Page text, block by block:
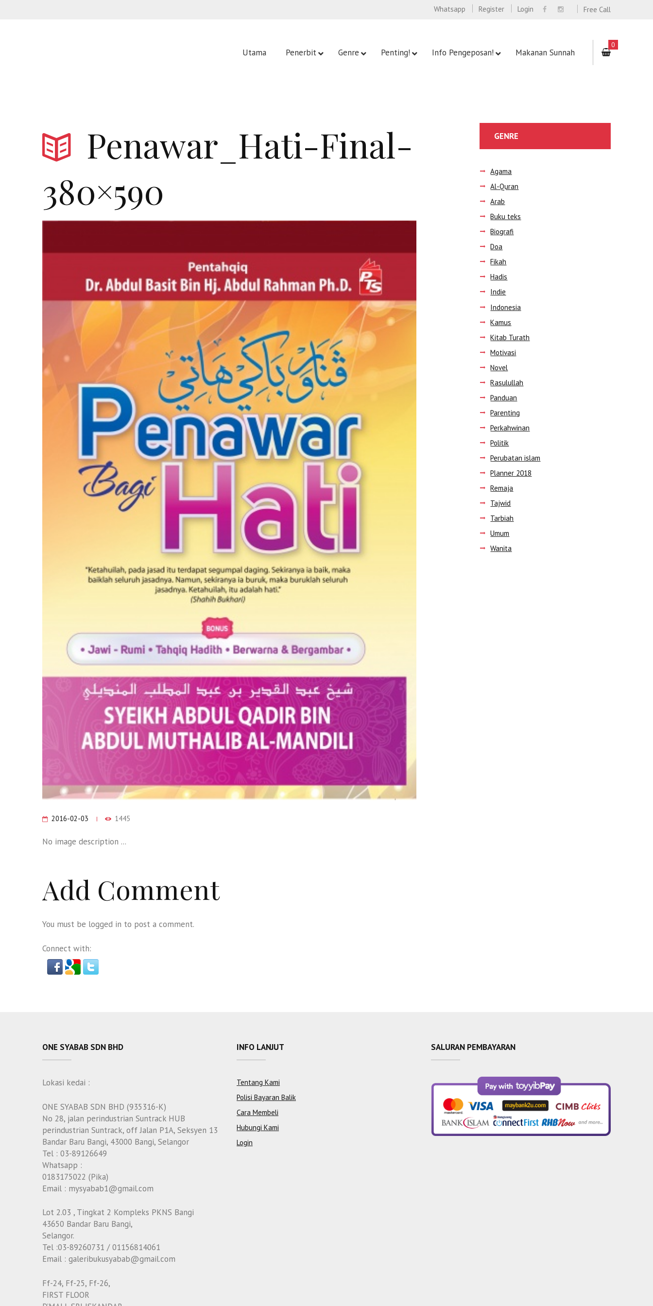
Free Call
Whatsapp Register Login
Utama Penerbit Genre Penting! Info Pengeposan! Makanan Sunnah
0
Penawar_Hati-Final-
380×590
Next item
nakhoda agung-150x220
2016-02-03 1445
No image description ...
Add Comment
You must be logged in to post a comment.
Connect with:
GENRE
Agama
Al-Quran
Arab
Buku teks
Biografi
Doa
Fikah
Hadis
Indie
Indonesia
Kamus
Kitab Turath
Motivasi
Novel
Rasulullah
Panduan
Parenting
Perkahwinan
Politik
Perubatan islam
Planner 2018
Remaja
Tajwid
Tarbiah
Umum
Wanita
ONE SYABAB SDN BHD
Lokasi kedai :
ONE SYABAB SDN BHD (935316-K)
No 28, jalan perindustrian Suntrack HUB
perindustrian Suntrack, off Jalan P1A, Seksyen 13
Bandar Baru Bangi, 43000 Bangi, Selangor
Tel : 03-89126649
Whatsapp :
0183175022 (Pika)
Email : mysyabab1@gmail.com
Lot 2.03 , Tingkat 2 Kompleks PKNS Bangi
43650 Bandar Baru Bangi,
Selangor.
Tel :03-89260731 / 01156814061
Email : galeribukusyabab@gmail.com
Ff-24, Ff-25, Ff-26,
FIRST FLOOR
INFO LANJUT
Tentang Kami
Polisi Bayaran Balik
Cara Membeli
Hubungi Kami
Login
SALURAN PEMBAYARAN